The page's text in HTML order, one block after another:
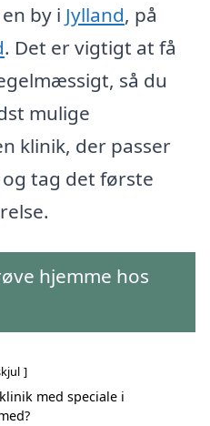
by i Jylland, på
. Det er vigtigt at få
så du
mulige
klinik, der passer
tag det første
hjemme hos
med speciale i